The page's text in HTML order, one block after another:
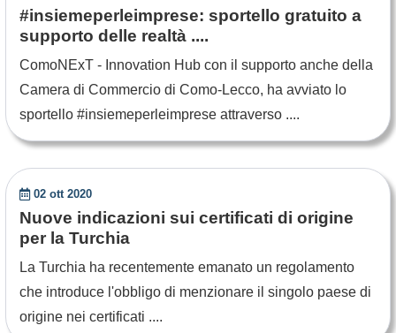
#insiemeperleimprese: sportello gratuito a
supporto delle realtà ....
ComoNExT - Innovation Hub con il supporto anche della
Camera di Commercio di Como-Lecco, ha avviato lo
sportello #insiemeperleimprese attraverso ....
02 ott 2020
Nuove indicazioni sui certificati di origine
per la Turchia
La Turchia ha recentemente emanato un regolamento
che introduce l'obbligo di menzionare il singolo paese di
origine nei certificati ....